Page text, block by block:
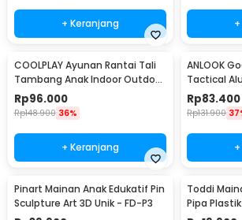
+ Keranjang
COOLPLAY Ayunan Rantai Tali
Tambang Anak Indoor Outdoor
- WS-2100
Rp96.000
Rp148.900 36%
+ Keranjang
ANLOOK
Tactical
Rp83.400
Rp131.900
Pinart Mainan Anak Edukatif Pin
Sculpture Art 3D Unik - FD-P3
Toddi
Pipa
Bangunan